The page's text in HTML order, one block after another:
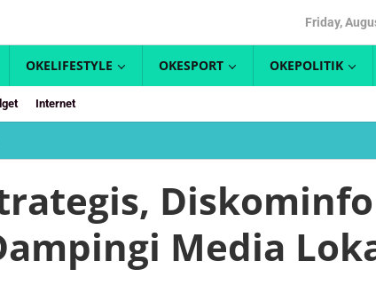
Friday,
OKELIFESTYLE OKESPORT OKEPOLITIK
Internet
Diskominfo
Media